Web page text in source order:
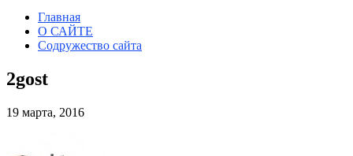
Главная
О САЙТЕ
Содружество сайта
2gost
19 марта, 2016